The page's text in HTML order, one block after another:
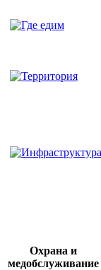
Охрана и
медобслуживание